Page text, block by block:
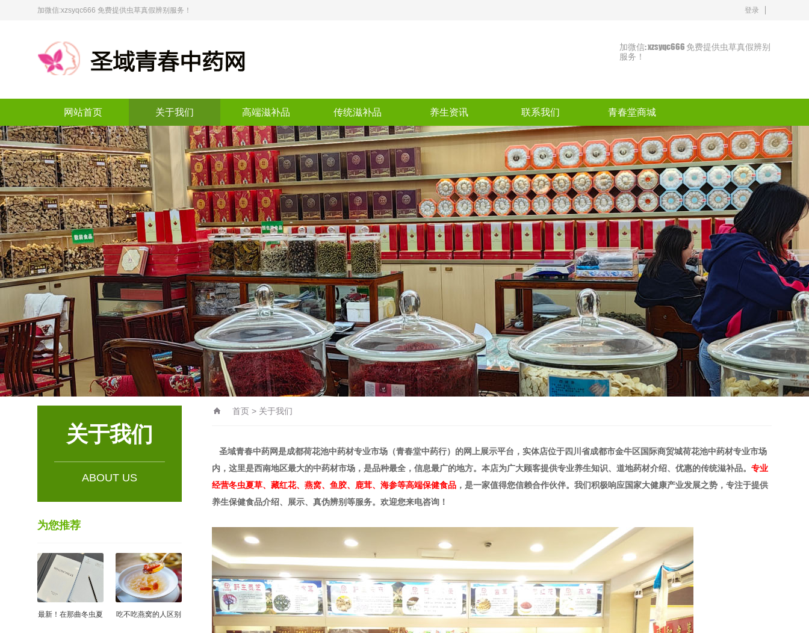
加微信:xzsyqc666 免费提供虫草真假辨别服务！ 登录
加微信: xzsyqc666 免费提供虫草真假辨别
服务！
网站首页 关于我们 高端滋补品 传统滋补品 养生资讯 联系我们 青春堂商城
关于我们
ABOUT US
为您推荐
最新！在那曲冬虫夏 吃不吃燕窝的人区别
首页 > 关于我们
圣域青春中药网是成都荷花池中药材专业市场（青春堂中药行）的网上展示平台，实体店位于四川省成都市金牛区国际商贸城荷花池中药材专业市场
内，这里是西南地区最大的中药材市场，是品种最全，信息最广的地方。本店为广大顾客提供专业养生知识、道地药材介绍、优惠的传统滋补品。 专业
经营冬虫夏草、藏红花、燕窝、鱼胶、鹿茸、海参等高端保健食品 ，是一家值得您信赖合作伙伴。我们积极响应国家大健康产业发展之势，专注于提供
养生保健食品介绍、展示、真伪辨别等服务。欢迎您来电咨询！